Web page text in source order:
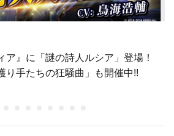
ア』に「謎の詩人ルシア」登場！
り手たちの狂騒曲」も開催中!!